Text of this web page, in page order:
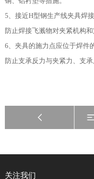
5、接近H型钢生产线夹具焊
防止焊接飞溅物对夹紧机构和
6、夹具的施力点应位于焊件
防止支承反力与夹紧力、支
关注我们